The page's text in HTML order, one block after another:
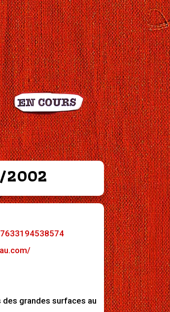
2002
grandes surfaces au